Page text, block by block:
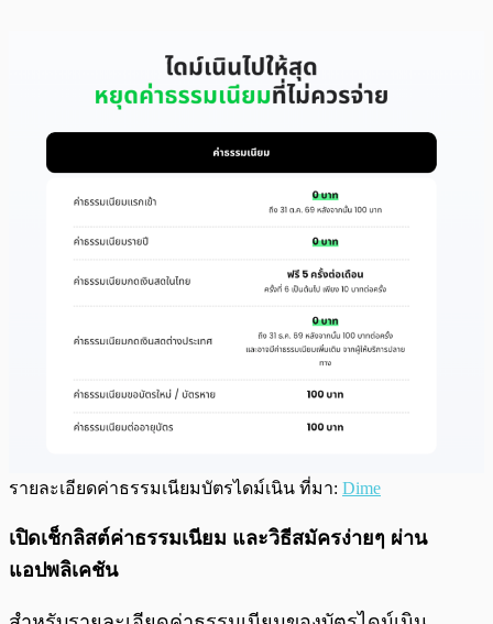
รายละเอียดค่าธรรมเนียมบัตรไดม์เนิน ที่มา: Dime
เปิดเช็กลิสต์ค่าธรรมเนียม และวิธีสมัครง่ายๆ ผ่าน
แอปพลิเคชัน